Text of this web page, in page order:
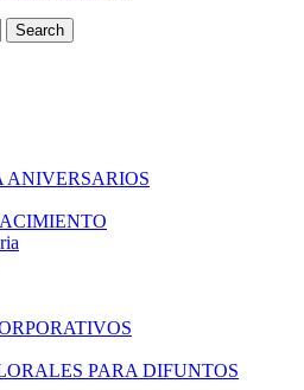
Search
ANIVERSARIOS
PARA DIFUNTOS